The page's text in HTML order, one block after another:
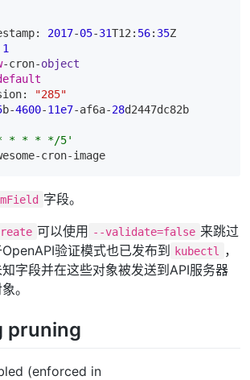
2017-05-31T12: 56: 35Z
1
-cron-object
"285"
b-4600-11e7-af6a-28d2447dc82b
* * * */5'
字段。
可以使用 --validate=false 来跳过
验证模式也已发布到 kubectl
，
字段并在这些对象被发送到API服务器
。
pruning
(enforced in